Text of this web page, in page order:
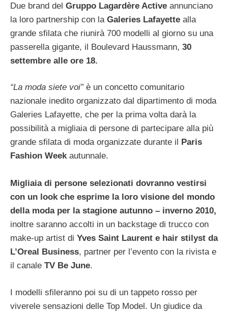
Due brand del Gruppo Lagardère Active annunciano
la loro partnership con laGaleries Lafayette alla
grande sfilata che riunirà 700 modelli al giorno su una
passerella gigante, il Boulevard Haussmann, 30
settembre alle ore 18.
“La moda siete voi”è un concetto comunitario
nazionale inedito organizzato dal dipartimento di moda
Galeries Lafayette, che per la prima volta darà la
possibilità a migliaia di persone di partecipare alla più
grande sfilata di moda organizzate durante il
Paris
Fashion Weekautunnale.
Migliaia di persone selezionati dovranno vestirsi
con un look che esprime la loro visione del mondo
della moda per la stagione autunno – inverno 2010,
inoltre saranno accolti in un backstage di trucco con
make-up artist di Yves Saint Laurent e hair stilyst da
L’Oreal Business, partner per l’evento con la rivista e
il canale TV Be June.
I modelli sfileranno poi su di un tappeto rosso per
viverele sensazioni delle Top Model. Un giudice da